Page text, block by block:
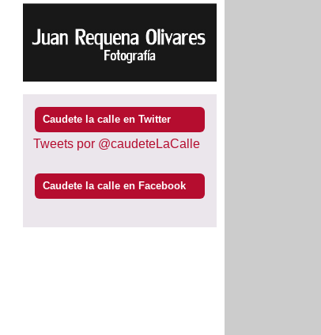
Caudete la calle en Twitter
Tweets por @caudeteLaCalle
Caudete la calle en Facebook